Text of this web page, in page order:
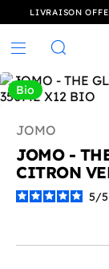
LIVRAISON
Bio
JOMO
JOMO -
CITRON
5/5